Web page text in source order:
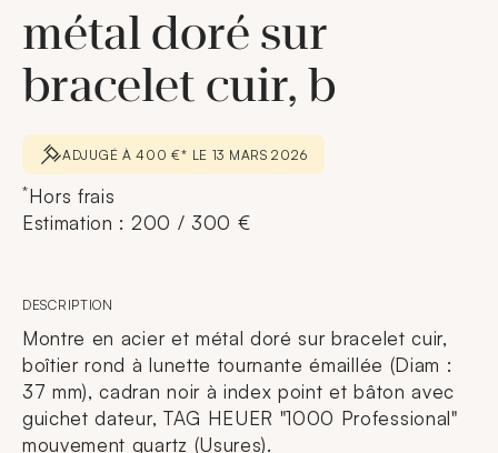
métal doré sur
bracelet cuir, b
ADJUGÉ À 400 €* LE 13 MARS 2026
*Hors frais
Estimation : 200 / 300 €
DESCRIPTION
Montre en acier et métal doré sur bracelet cuir,
boîtier rond à lunette tournante émaillée (Diam :
37 mm), cadran noir à index point et bâton avec
guichet dateur, TAG HEUER "1000 Professional"
mouvement quartz (Usures).